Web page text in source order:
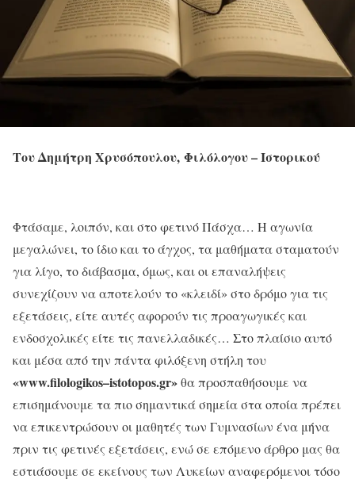
Του Δημήτρη Χρυσόπουλου, Φιλόλογου – Ιστορικού
Φτάσαμε, λοιπόν, και στο φετινό Πάσχα… Η αγωνία
μεγαλώνει, το ίδιο και το άγχος, τα μαθήματα σταματούν
για λίγο, το διάβασμα, όμως, και οι επαναλήψεις
συνεχίζουν να αποτελούν το «κλειδί» στο δρόμο για τις
εξετάσεις, είτε αυτές αφορούν τις προαγωγικές και
ενδοσχολικές είτε τις πανελλαδικές… Στο πλαίσιο αυτό
και μέσα από την πάντα φιλόξενη στήλη του
«www.filologikos–istotopos.gr»θα προσπαθήσουμε να
επισημάνουμε τα πιο σημαντικά σημεία στα οποία πρέπει
να επικεντρώσουν οι μαθητές των Γυμνασίων ένα μήνα
πριν τις φετινές εξετάσεις, ενώ σε επόμενο άρθρο μας θα
εστιάσουμε σε εκείνους των Λυκείων αναφερόμενοι τόσο